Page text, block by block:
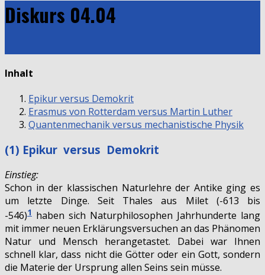
Diskurs 04.04
Inhalt
Epikur versus Demokrit
Erasmus von Rotterdam versus Martin Luther
Quantenmechanik versus mechanistische Physik
(1) Epikur versus Demokrit
Einstieg:
Schon in der klassischen Naturlehre der Antike ging es
um letzte Dinge. Seit Thales aus Milet (-613 bis
-546)1 haben sich Naturphilosophen Jahrhunderte lang
mit immer neuen Erklärungsversuchen an das Phänomen
Natur und Mensch herangetastet. Dabei war Ihnen
schnell klar, dass nicht die Götter oder ein Gott, sondern
die Materie der Ursprung allen Seins sein müsse.